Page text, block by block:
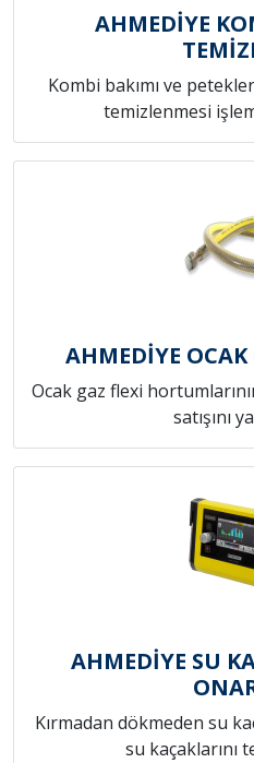
AHMEDİYE
Kombi bakımı ve
temizlenmesi
AHMEDİYE
Ocak gaz flexi
satışını
AHMEDİYE SU
Kırmadan dökmeden su
su kaçaklarını